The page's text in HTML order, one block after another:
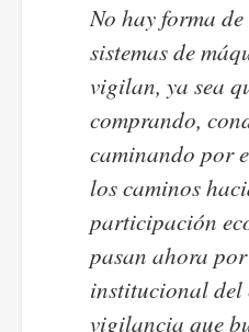
No hay forma
sistemas de
vigilan, ya sea
comprando,
caminando por
los caminos
participación
pasan ahora
institucional del
vigilancia que